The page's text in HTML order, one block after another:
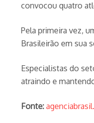
convocou quatro
Pela primeira vez,
Brasileirão em sua
Especialistas do
atraindo e
Fonte: